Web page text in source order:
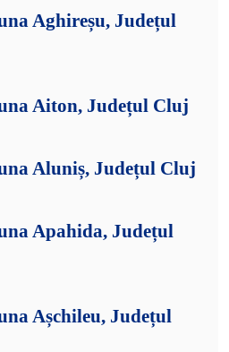
Aghireșu, Județul
Aiton, Județul Cluj
Aluniș, Județul Cluj
Apahida, Județul
Așchileu, Județul